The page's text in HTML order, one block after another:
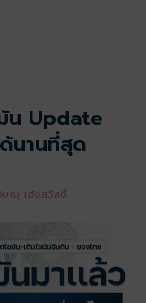
น Update
นานที่สุด
ษณุ เฮ้งสวัสดิ์